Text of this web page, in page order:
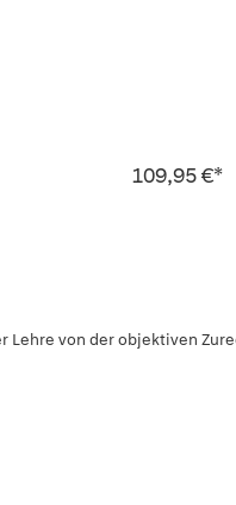
109,95 €*
Lehre von der objektiven